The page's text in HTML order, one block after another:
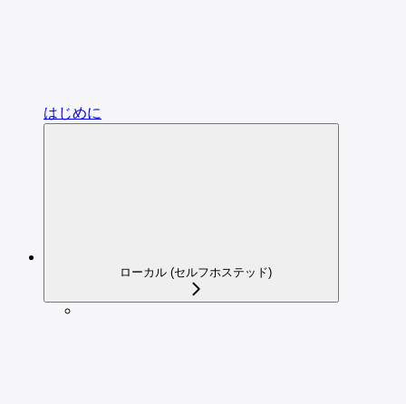
はじめに
ローカル (セルフホステッド)